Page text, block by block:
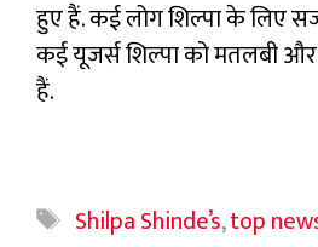
हुए हैं. कई लोग शिल्पा के लिए
कई यूजर्स शिल्पा को मतलबी और
हैं.
Tags
Shilpa Shinde’s,top